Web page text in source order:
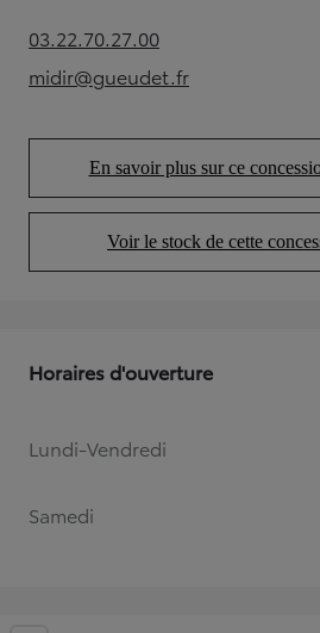
03.22.70.27.00(Opens in new tab)
midir@gueudet.fr(Opens in new tab)
En savoir plus sur ce
(Opens in
Voir le stock de cette
(Opens in
Horaires d'ouverture
Lundi-Vendredi
Samedi